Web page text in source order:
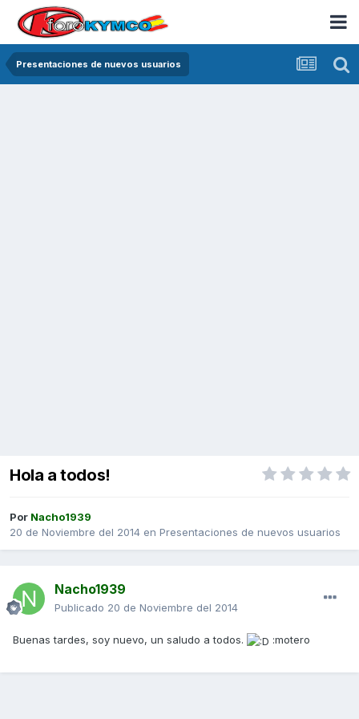
Presentaciones de nuevos usuarios
Hola a todos!
Por Nacho1939
20 de Noviembre del 2014 en Presentaciones de nuevos usuarios
Nacho1939
Publicado 20 de Noviembre del 2014
Buenas tardes, soy nuevo, un saludo a todos. :motero